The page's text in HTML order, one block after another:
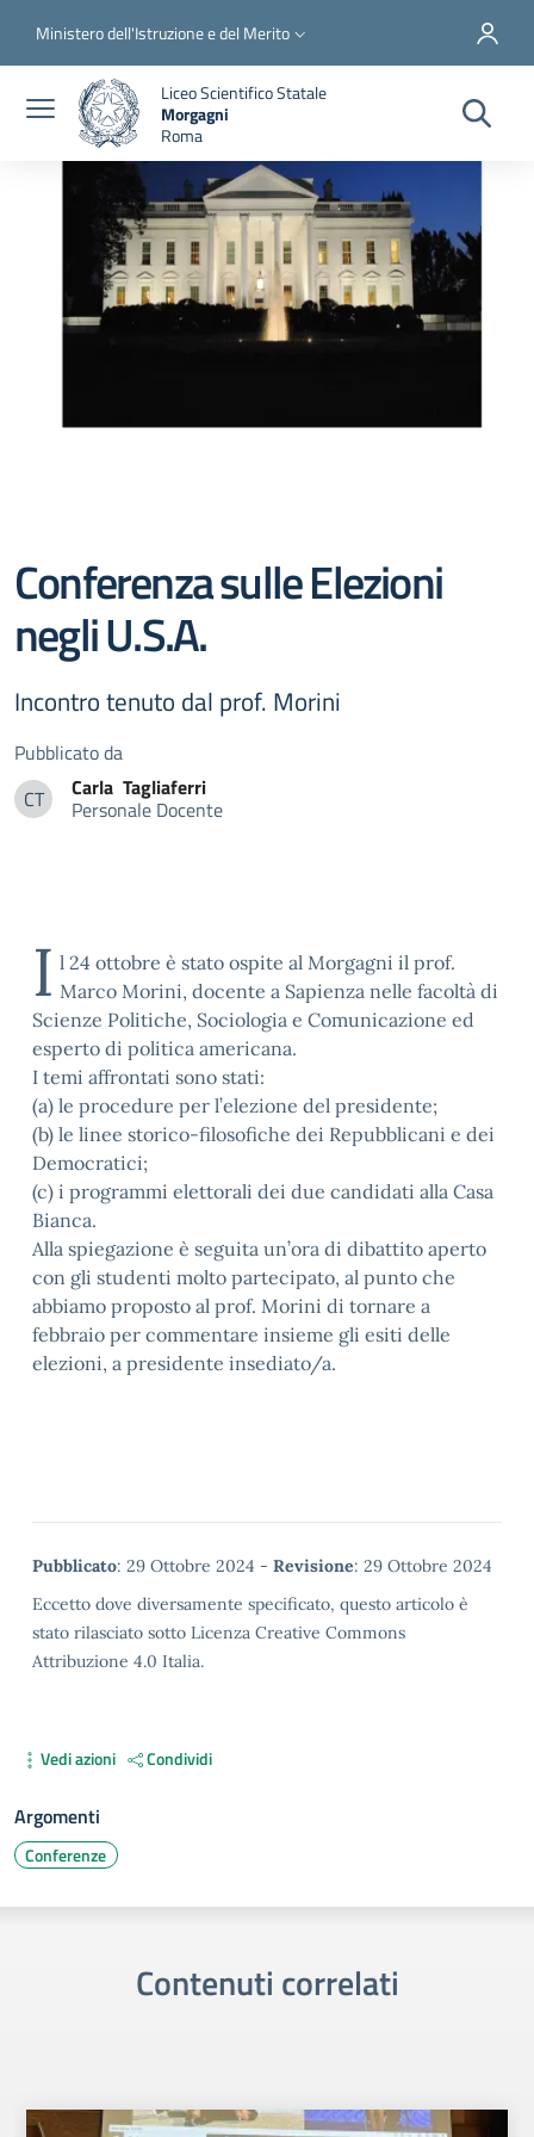
Slim top
Ministero dell'Istruzione e del Merito
Liceo Scientifico Statale
Morgagni
Roma
Conferenza sulle Elezioni
negli U.S.A.
Incontro tenuto dal prof. Morini
Pubblicato da
CT
Carla Tagliaferri
Carla Tagliaferri
Personale Docente
I l 24 ottobre è stato ospite al Morgagni il prof.
Marco Morini, docente a Sapienza nelle facoltà di
Scienze Politiche, Sociologia e Comunicazione ed
esperto di politica americana.
I temi affrontati sono stati:
(a) le procedure per l’elezione del presidente;
(b) le linee storico-filosofiche dei Repubblicani e dei
Democratici;
(c) i programmi elettorali dei due candidati alla Casa
Bianca.
Alla spiegazione è seguita un’ora di dibattito aperto
con gli studenti molto partecipato, al punto che
abbiamo proposto al prof. Morini di tornare a
febbraio per commentare insieme gli esiti delle
elezioni, a presidente insediato/a.
Metadata
Pubblicato: 29 Ottobre 2024 - Revisione: 29 Ottobre 2024
Eccetto dove diversamente specificato, questo articolo è
stato rilasciato sotto Licenza Creative Commons
Attribuzione 4.0 Italia.
Vedi azioni Condividi
Argomenti
Conferenze
Contenuti correlati